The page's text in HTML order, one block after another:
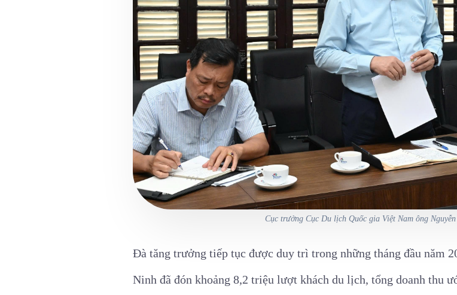
Cục trưởng Cục Du lịch Quốc gia Việt Nam ông
Đà tăng trưởng tiếp tục được duy trì trong những tháng đầu năm
Ninh đã đón khoảng 8,2 triệu lượt khách du lịch, tổng doanh thu